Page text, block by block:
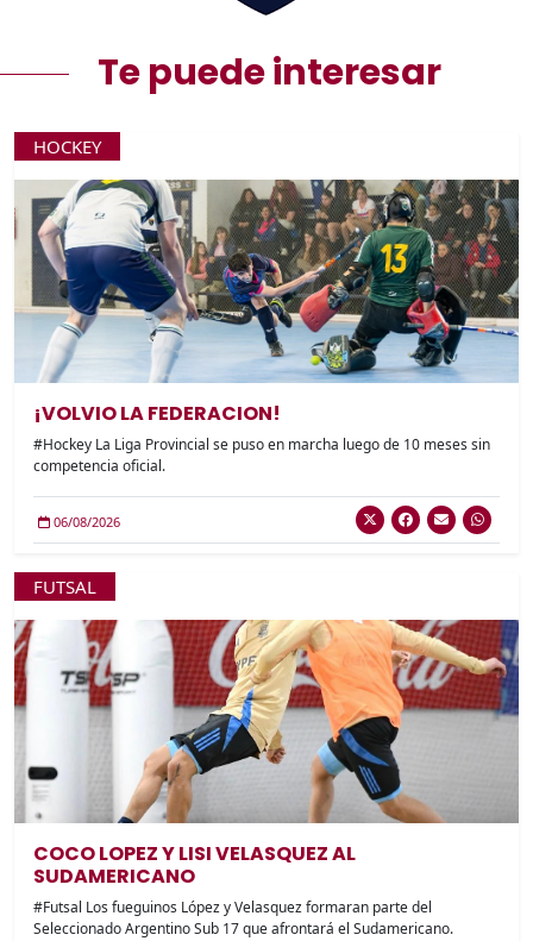
Te puede interesar
HOCKEY
¡VOLVIO LA FEDERACION!
#Hockey La Liga Provincial se puso en marcha luego de 10 meses sin
competencia oficial.
06/08/2026
FUTSAL
COCO LOPEZ Y LISI VELASQUEZ AL
SUDAMERICANO
#Futsal Los fueguinos López y Velasquez formaran parte del
Seleccionado Argentino Sub 17 que afrontará el Sudamericano.